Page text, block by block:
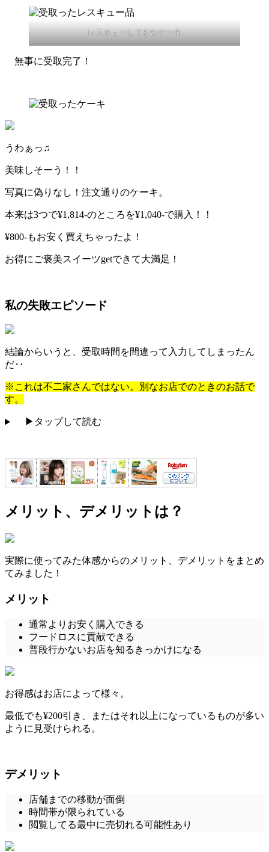
レスキューしてきたケーキ
無事に受取完了！
うわぁっ♫
美味しそーう！！
写真に偽りなし！注文通りのケーキ。
本来は3つで¥1,814-のところを¥1,040-で購入！！
¥800-もお安く 買えちゃったよ！
お得にご褒美スイーツgetできて大満足！
私の失敗エピソード
結論からいうと、 受取時間を間違って入力 してしまったん
だ‥
※これは不二家さんではない。別なお店でのときのお話で
す。
▶タップして読む
メリット、デメリットは？
実際に使ってみた体感からのメリット、デメリットをまとめ
てみました！
メリット
通常よりお安く購入できる
フードロスに貢献できる
普段行かないお店を知るきっかけになる
お得感はお店によって様々。
最低でも¥200引き、またはそれ以上になっているものが多い
ように見受けられる。
デメリット
店舗までの移動が面倒
時間帯が限られている
閲覧してる最中に売切れる可能性あり